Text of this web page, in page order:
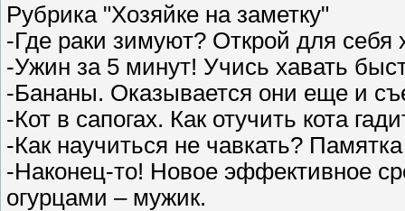
Рубрика "Хозяйке на заметку"
-Где раки зимуют? Открой для себя
-Ужин за 5 минут! Учись хавать
-Бананы. Оказывается они еще и
-Кот в сапогах. Как отучить кота
-Как научиться не чавкать?
-Наконец-то! Новое эффективное
огурцами – мужик.